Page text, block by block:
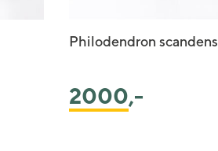
Philodendron scandens
2000,-